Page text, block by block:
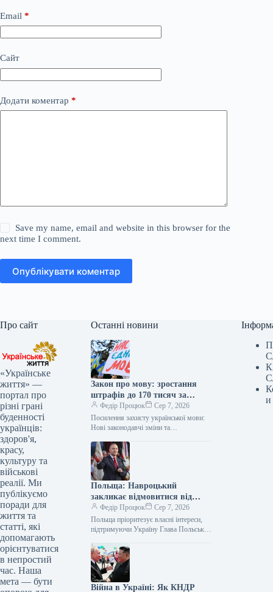
Email *
Сайт
Додати коментар *
Save my name, email and website in this browser for the
next time I comment.
Опублікувати коментар
Про сайт
«Українське
життя» —
портал про
різні грані
буденності
українців:
здоров'я,
красу,
культуру та
військові
реалії. Ми
публікуємо
поради для
життя та
статті, які
допомагають
орієнтуватися
в непростий
час. Наша
мета — бути
Останні новини
Закон про мову: зростання
штрафів до 170 тисяч за
порушення
Федір Процюк
Сер 7, 2026
Посилення захисту української мови:
Нові законодавчі зміни та
для зміцнення мовних позицій Комітет
з питань гуманітарної та…
Польща: Навроцький
закликає відмовитися від
бандерівських прапорів
Федір Процюк
Сер 7, 2026
Польща пріоритезує власні інтереси,
підтримуючи Україну Глава Польської
окреслив, що одним із ключових
національних інтересів країни…
Війна в Україні: Як КНДР
и